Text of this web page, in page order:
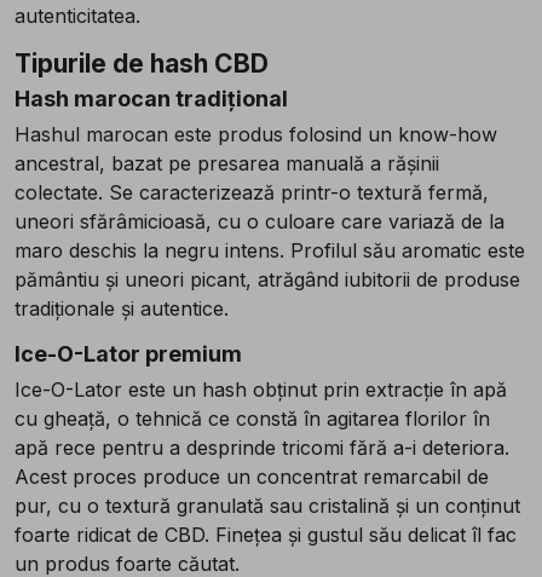
autenticitatea.
Tipurile de hash CBD
Hash marocan tradițional
Hashul marocan este produs folosind un know-how
ancestral, bazat pe presarea manuală a rășinii
colectate. Se caracterizează printr-o textură fermă,
uneori sfărâmicioasă, cu o culoare care variază de la
maro deschis la negru intens. Profilul său aromatic este
pământiu și uneori picant, atrăgând iubitorii de produse
tradiționale și autentice.
Ice-O-Lator premium
Ice-O-Lator este un hash obținut prin extracție în apă
cu gheață, o tehnică ce constă în agitarea florilor în
apă rece pentru a desprinde tricomi fără a-i deteriora.
Acest proces produce un concentrat remarcabil de
pur, cu o textură granulată sau cristalină și un conținut
foarte ridicat de CBD. Finețea și gustul său delicat îl fac
un produs foarte căutat.